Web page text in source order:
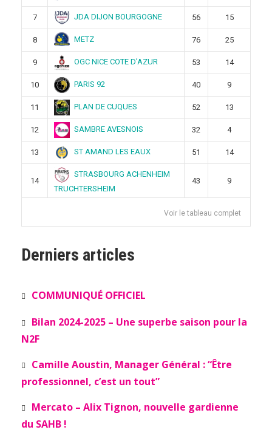
7 JDA DIJON BOURGOGNE 56 15
8 METZ 76 25
9 OGC NICE COTE D’AZUR 53 14
10 PARIS 92 40 9
11 PLAN DE CUQUES 52 13
12 SAMBRE AVESNOIS 32 4
13 ST AMAND LES EAUX 51 14
14
STRASBOURG ACHENHEIM
TRUCHTERSHEIM
43 9
Voir le tableau complet
Derniers articles
COMMUNIQUÉ OFFICIEL
Bilan 2024-2025 – Une superbe saison pour la
N2F
Camille Aoustin, Manager Général : “Être
professionnel, c’est un tout”
Mercato – Alix Tignon, nouvelle gardienne
du SAHB !